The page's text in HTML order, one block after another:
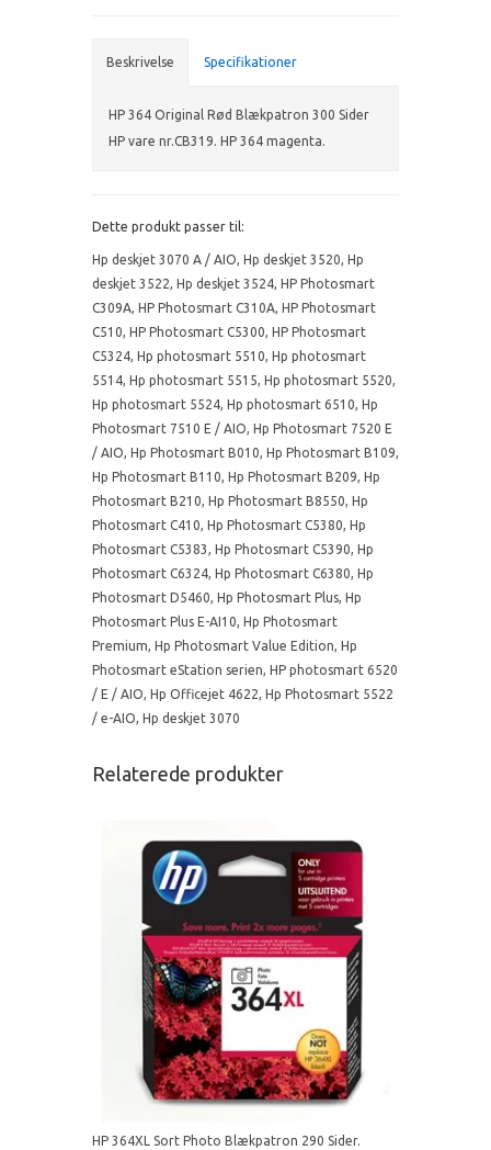
Beskrivelse Specifikationer
HP 364 Original Rød Blækpatron 300 Sider
HP vare nr.CB319. HP 364 magenta.
Dette produkt passer til:
Hp deskjet 3070 A / AIO, Hp deskjet 3520, Hp
deskjet 3522, Hp deskjet 3524, HP Photosmart
C309A, HP Photosmart C310A, HP Photosmart
C510, HP Photosmart C5300, HP Photosmart
C5324, Hp photosmart 5510, Hp photosmart
5514, Hp photosmart 5515, Hp photosmart 5520,
Hp photosmart 5524, Hp photosmart 6510, Hp
Photosmart 7510 E / AIO, Hp Photosmart 7520 E
/ AIO, Hp Photosmart B010, Hp Photosmart B109,
Hp Photosmart B110, Hp Photosmart B209, Hp
Photosmart B210, Hp Photosmart B8550, Hp
Photosmart C410, Hp Photosmart C5380, Hp
Photosmart C5383, Hp Photosmart C5390, Hp
Photosmart C6324, Hp Photosmart C6380, Hp
Photosmart D5460, Hp Photosmart Plus, Hp
Photosmart Plus E-AI10, Hp Photosmart
Premium, Hp Photosmart Value Edition, Hp
Photosmart eStation serien, HP photosmart 6520
/ E / AIO, Hp Officejet 4622, Hp Photosmart 5522
/ e-AIO, Hp deskjet 3070
Relaterede produkter
HP 364XL Sort Photo Blækpatron 290 Sider.